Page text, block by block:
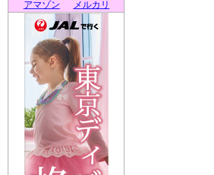
アマゾン
メルカリ